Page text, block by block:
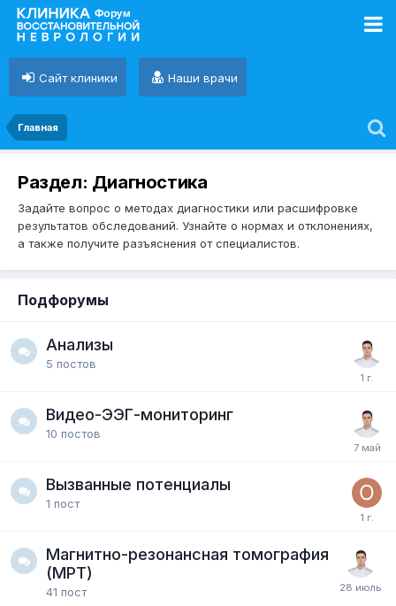
Сайт клиники Наши врачи
Главная
Раздел: Диагностика
Задайте вопрос о методах диагностики или расшифровке
результатов обследований. Узнайте о нормах и отклонениях,
а также получите разъяснения от специалистов.
Подфорумы
Анализы
5 постов
Видео-ЭЭГ-мониторинг
10 постов
Вызванные потенциалы
1 пост
Магнитно-резонансная томография
(МРТ)
41 пост